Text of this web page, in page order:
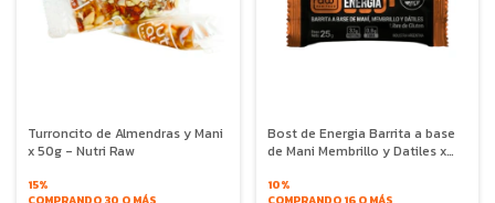
Turroncito de Almendras y Mani
x 50g - Nutri Raw
15%
Bost de Energia Barrita a base
de Mani Membrillo y Datiles x
10%